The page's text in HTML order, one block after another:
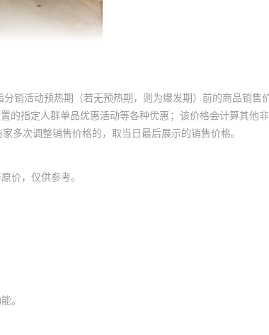
销活动预热期（若无预热期，则为爆发期）前的商品销售
的指定人群单品优惠活动等各种优惠；该价格会计算其他
多次调整销售价格的，取当日最后展示的销售价格。
价，仅供参考。
。